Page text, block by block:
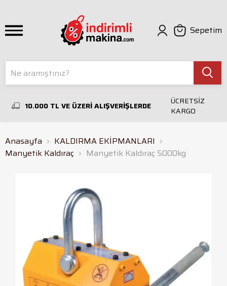
Sepetim
10.000 TL VE ÜZERİ ALIŞVERİŞLERDE
ÜCRETSİZ
KARGO
Anasayfa
KALDIRMA EKİPMANLARI
Manyetik Kaldıraç
Manyetik Kaldıraç 5000kg